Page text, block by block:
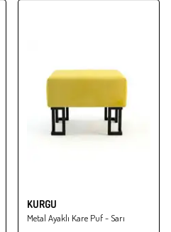
KURGU
Metal Ayaklı Kare Puf - Sarı